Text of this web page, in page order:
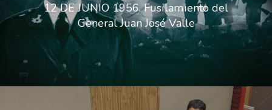
12 DE JUNIO 1956. Fusilamiento del
General Juan José Valle